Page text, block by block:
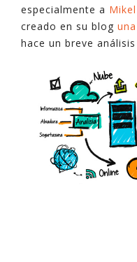
especialmente a
creado en su blog
hace un breve